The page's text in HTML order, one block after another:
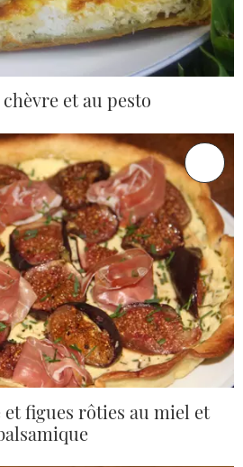
et au pesto
figues rôties au miel et